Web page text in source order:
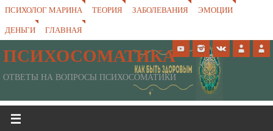
ПСИХОЛОГ МАРИНА ТЕОРИЯ ЗАБОЛЕВАНИЯ
ЭМОЦИИ
ДЕНЬГИ
ГЛАВНАЯ
ПСИХОСОМАТИКА
ОТВЕТЫ НА ВОПРОСЫ ПСИХОСОМАТИКИ